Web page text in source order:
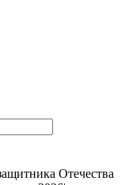
Отечества